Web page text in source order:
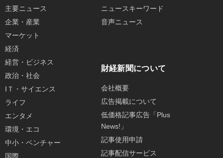
主要ニュース
企業・産業
マーケット
経済
経営・ビジネス
政治・社会
IＴ・サイエンス
ライフ
エンタメ
環境・エコ
中小・ベンチャー
国際
ニュースキーワード
音声ニュース
財経新聞について
会社概要
広告掲載について
低価格記事広告「Plus
News!」
記事使用申請
記事配信サービス